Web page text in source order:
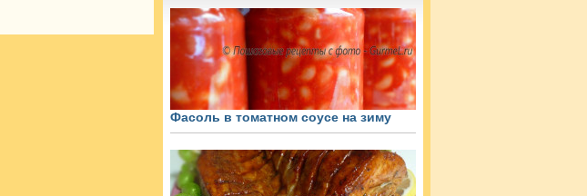
Фасоль в томатном соусе на зиму